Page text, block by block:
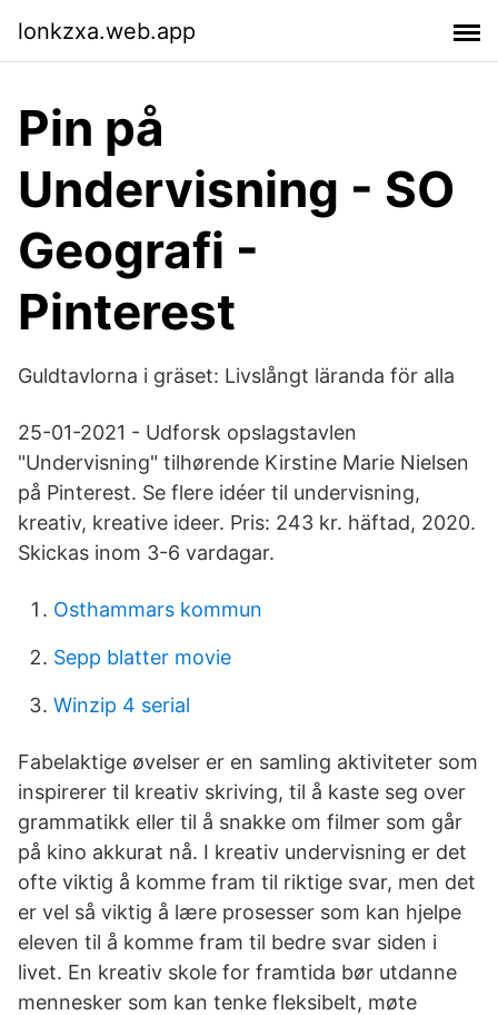
lonkzxa.web.app
Pin på
Undervisning - SO
Geografi -
Pinterest
Guldtavlorna i gräset: Livslångt läranda för alla
25-01-2021 - Udforsk opslagstavlen
"Undervisning" tilhørende Kirstine Marie Nielsen
på Pinterest. Se flere idéer til undervisning,
kreativ, kreative ideer. Pris: 243 kr. häftad, 2020.
Skickas inom 3-6 vardagar.
Osthammars kommun
Sepp blatter movie
Winzip 4 serial
Fabelaktige øvelser er en samling aktiviteter som
inspirerer til kreativ skriving, til å kaste seg over
grammatikk eller til å snakke om filmer som går
på kino akkurat nå. I kreativ undervisning er det
ofte viktig å komme fram til riktige svar, men det
er vel så viktig å lære prosesser som kan hjelpe
eleven til å komme fram til bedre svar siden i
livet. En kreativ skole for framtida bør utdanne
mennesker som kan tenke fleksibelt, møte